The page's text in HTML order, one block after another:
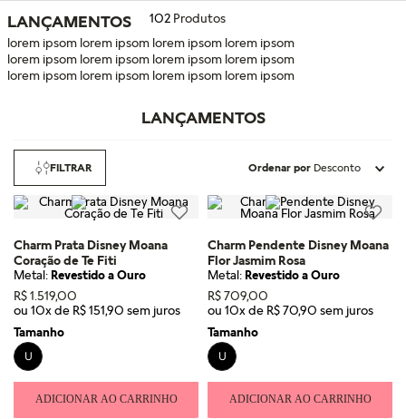
LANÇAMENTOS 102 Produtos
lorem ipsom lorem ipsom lorem ipsom lorem ipsom
lorem ipsom lorem ipsom lorem ipsom lorem ipsom
lorem ipsom lorem ipsom lorem ipsom lorem ipsom
LANÇAMENTOS
FILTRAR Ordenar por Desconto
Charm Prata Disney Moana
Coração de Te Fiti
Metal:Revestido a Ouro
R$1 519,00
ou 10x de R$151,90
Tamanho
U
ADICIONAR AO CARRINHO
Charm Pendente Disney Moana
Flor Jasmim Rosa
Metal:Revestido a Ouro
R$709,00
ou 10x de R$70,90
Tamanho
U
ADICIONAR AO CARRINHO